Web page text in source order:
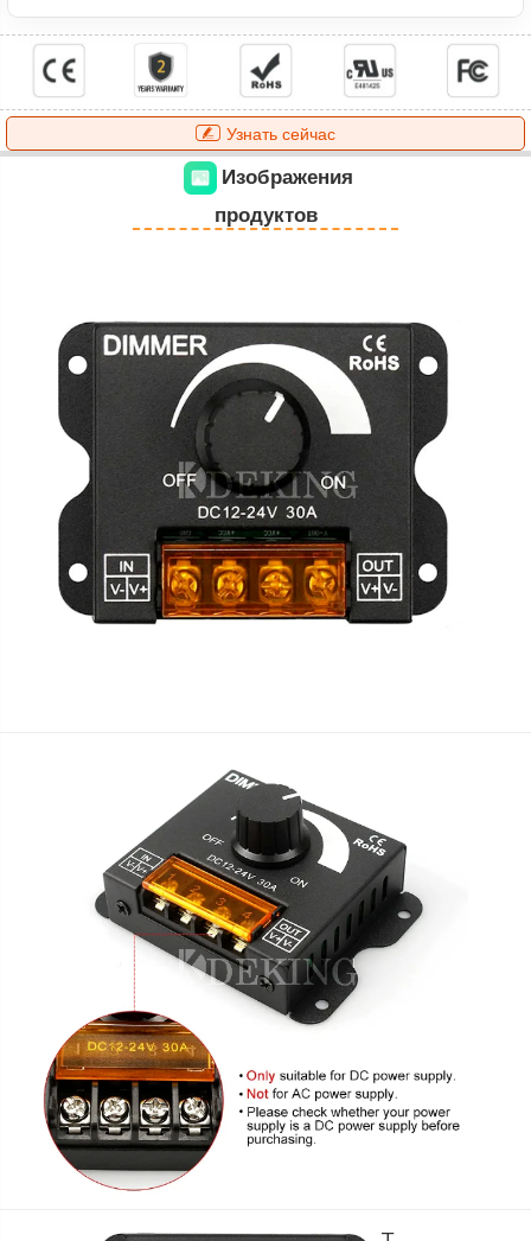
Узнать сейчас
Изображения
продуктов